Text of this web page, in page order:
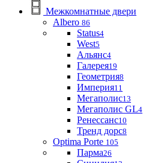
Межкомнатные двери
Albero 86
Status4
West5
Альянс4
Галерея19
Геометрия8
Империя11
Мегаполис13
Мегаполис GL4
Ренессанс10
Тренд дорс8
Optima Porte 105
Парма26